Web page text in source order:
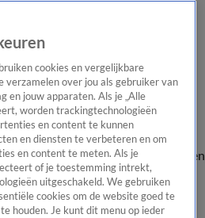
Uitzendingen Onze gezichten
In de
vragenKijkersvraag insturen
cookies en vergelijkbare
verzamelen over jou als gebruiker van
en jouw apparaten. Als je „Alle
worden trackingtechnologieën
en content te kunnen
en diensten te verbeteren en om
en content te meten. Als je
of je toestemming intrekt,
uitgeschakeld. We gebruiken
cookies om de website goed te
houden. Je kunt dit menu op ieder